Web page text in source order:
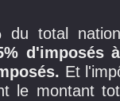
du total
d'imposés
Et
le montant